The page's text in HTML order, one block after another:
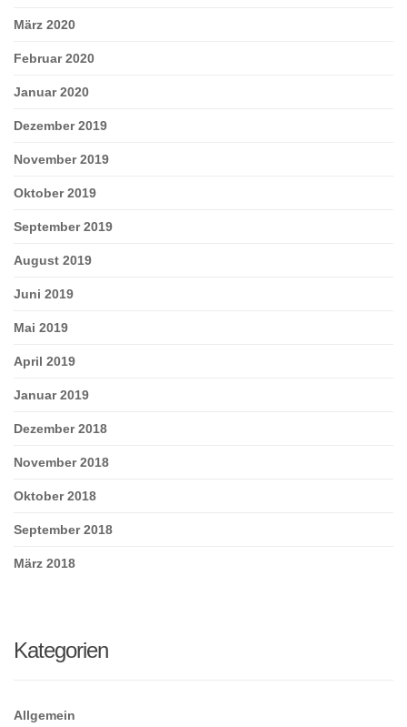
März 2020
Februar 2020
Januar 2020
Dezember 2019
November 2019
Oktober 2019
September 2019
August 2019
Juni 2019
Mai 2019
April 2019
Januar 2019
Dezember 2018
November 2018
Oktober 2018
September 2018
März 2018
Kategorien
Allgemein